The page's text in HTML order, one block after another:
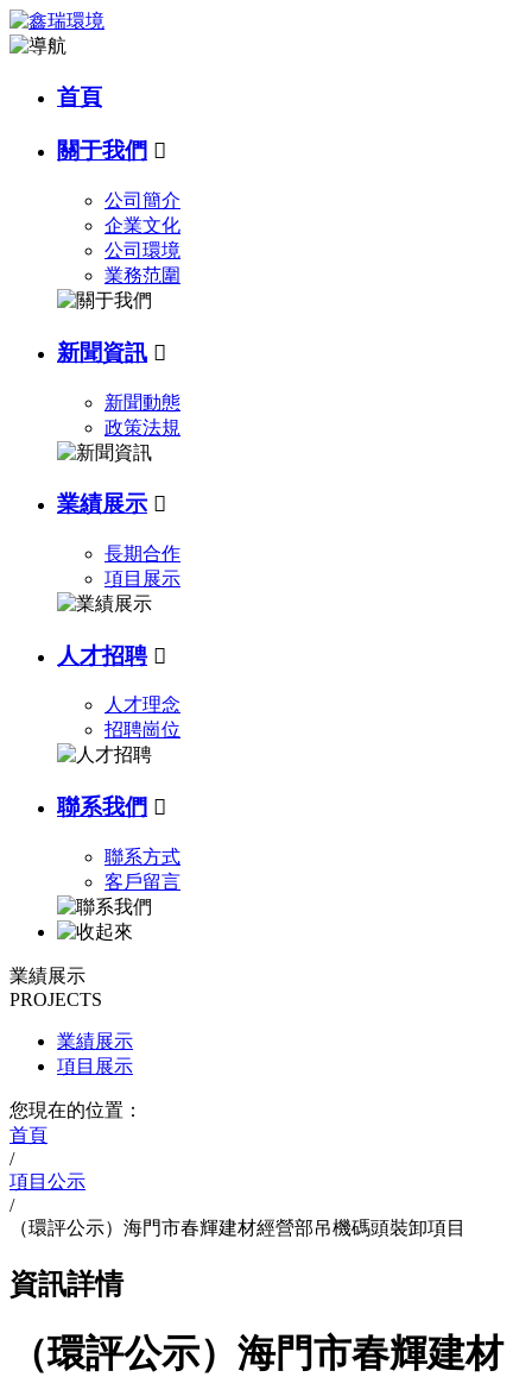
首頁
關于我們 
公司簡介
企業文化
公司環境
業務范圍
新聞資訊 
新聞動態
政策法規
業績展示 
長期合作
項目展示
人才招聘 
人才理念
招聘崗位
聯系我們 
聯系方式
客戶留言
業績展示
PROJECTS
業績展示
項目展示
您現在的位置：
首頁
/
項目公示
/
（環評公示）海門市春輝建材經營部吊機碼頭裝卸項目
資訊詳情
（環評公示）海門市春輝建材